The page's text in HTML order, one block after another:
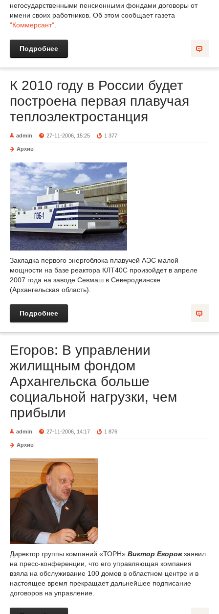
негосударственными пенсионными фондами договоры от
имени своих работников. Об этом сообщает газета
"Коммерсант"
Подробнее
К 2010 году в России будет
построена первая плавучая
теплоэлектростанция
admin 27-11-2006, 15:25 1 377
Архив
Закладка первого энергоблока плавучей АЭС малой
мощности на базе реактора КЛТ40С произойдет в апреле
2007 года на заводе Севмаш в Северодвинске
(Архангельская область).
Подробнее
Егоров: В управлении
жилищным фондом
Архангельска больше
социальной нагрузки, чем
прибыли
admin 27-11-2006, 14:17 1 876
Архив
Директор группы компаний «ТОРН» Виктор Егоров заявил
на пресс-конференции, что его управляющая компания
взяла на обслуживание 100 домов в областном центре и в
настоящее время прекращает дальнейшее подписание
договоров на управление.